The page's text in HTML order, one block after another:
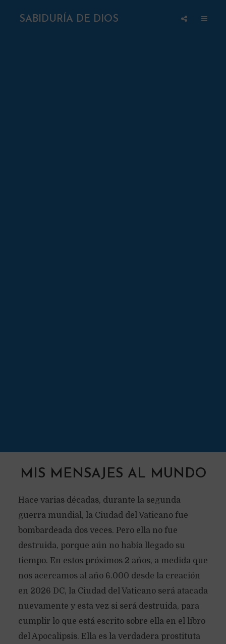
SABIDURÍA DE DIOS
MIS MENSAJES AL MUNDO
Hace varias décadas, durante la segunda
guerra mundial, la Ciudad del Vaticano fue
bombardeada dos veces. Pero ella no fue
destruida, porque aún no había llegado su
tiempo. En estos próximos 2 años, a medida que
nos acercamos al año 6.000 desde la creación
en 2026 DC, la Ciudad del Vaticano será atacada
nuevamente y esta vez si será destruida, para
cumplir lo que está escrito sobre ella en el libro
del Apocalipsis. Ella es la verdadera prostituta